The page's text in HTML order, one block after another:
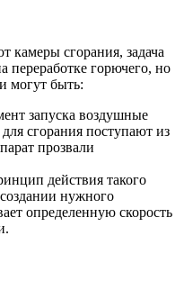
камеры сгорания, задача
переработке горючего, но
могут быть:
запуска воздушные
сгорания поступают из
прозвали
действия такого
нужного
определенную скорость